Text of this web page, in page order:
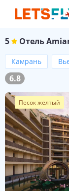
5 Отель
Камрань
6.8
Песок жёлтый